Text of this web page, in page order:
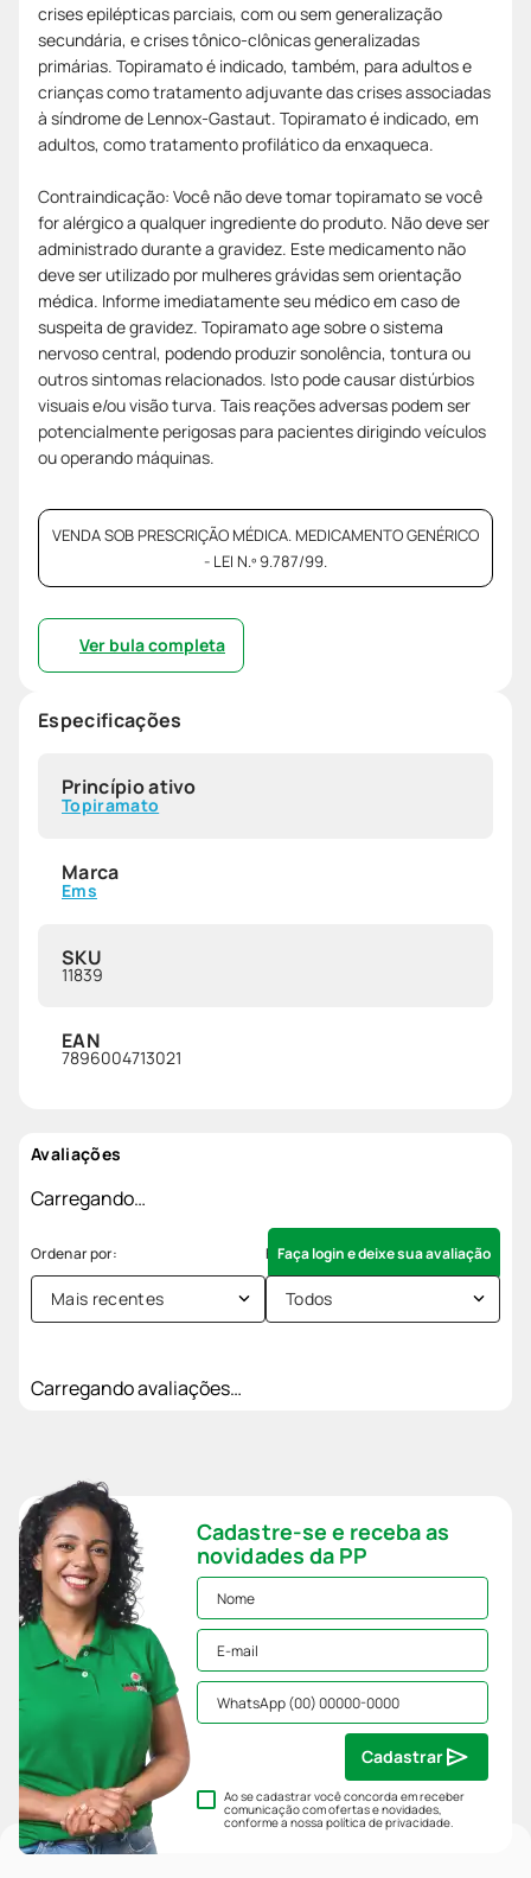
crises epilépticas parciais, com ou sem generalização
secundária, e crises tônico-clônicas generalizadas
primárias. Topiramato é indicado, também, para adultos e
crianças como tratamento adjuvante das crises associadas
à síndrome de Lennox-Gastaut. Topiramato é indicado, em
adultos, como tratamento profilático da enxaqueca.
Contraindicação: Você não deve tomar topiramato se você
for alérgico a qualquer ingrediente do produto. Não deve ser
administrado durante a gravidez. Este medicamento não
deve ser utilizado por mulheres grávidas sem orientação
médica. Informe imediatamente seu médico em caso de
suspeita de gravidez. Topiramato age sobre o sistema
nervoso central, podendo produzir sonolência, tontura ou
outros sintomas relacionados. Isto pode causar distúrbios
visuais e/ou visão turva. Tais reações adversas podem ser
potencialmente perigosas para pacientes dirigindo veículos
ou operando máquinas.
VENDA SOB PRESCRIÇÃO MÉDICA. MEDICAMENTO GENÉRICO
- LEI N.º 9.787/99.
Ver bula completa
Especificações
Princípio ativo
Topiramato
Marca
Ems
SKU
11839
EAN
7896004713021
Avaliações
Carregando…
Faça login e deixe sua avaliação
Mais recentes Todos
Carregando avaliações…
Cadastre-se e receba as
novidades da PP
Ao se cadastrar você concorda em receber
comunicação com ofertas e novidades,
conforme a nossapolítica de privacidade.
Cadastrar